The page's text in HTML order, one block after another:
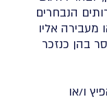
הנבחרים
אליו
בהן כנזכר
ו/או